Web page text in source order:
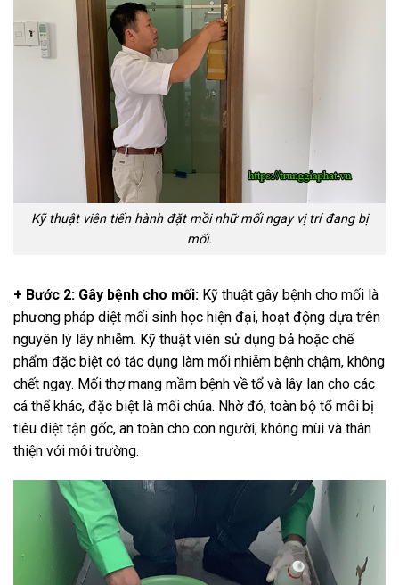
Kỹ thuật viên tiến hành đặt mồi nhữ mối ngay vị trí đang bị
mối.
+ Bước 2: Gây bệnh cho mối: Kỹ thuật gây bệnh cho mối là
phương pháp diệt mối sinh học hiện đại, hoạt động dựa trên
nguyên lý lây nhiễm. Kỹ thuật viên sử dụng bả hoặc chế
phẩm đặc biệt có tác dụng làm mối nhiễm bệnh chậm, không
chết ngay. Mối thợ mang mầm bệnh về tổ và lây lan cho các
cá thể khác, đặc biệt là mối chúa. Nhờ đó, toàn bộ tổ mối bị
tiêu diệt tận gốc, an toàn cho con người, không mùi và thân
thiện với môi trường.